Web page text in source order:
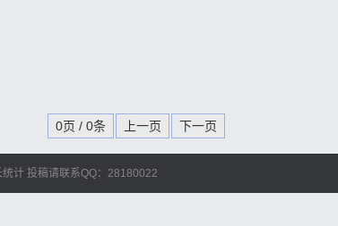
0页 / 0条 上一页 下一页
统计 投稿请联系QQ：28180022